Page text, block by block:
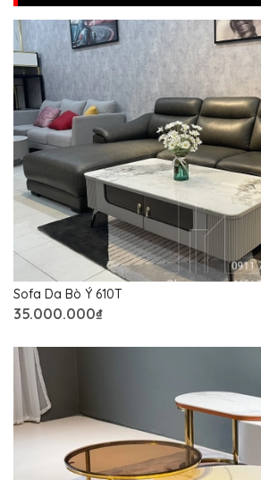
Sofa Da Bò Ý 610T
35.000.000₫